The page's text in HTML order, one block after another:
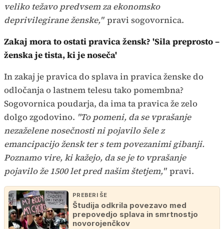
veliko težavo predvsem za ekonomsko
deprivilegirane ženske," pravi sogovornica.
Zakaj mora to ostati pravica žensk? 'Sila preprosto –
ženska je tista, ki je noseča'
In zakaj je pravica do splava in pravica ženske do
odločanja o lastnem telesu tako pomembna?
Sogovornica poudarja, da ima ta pravica že zelo
dolgo zgodovino. "To pomeni, da se vprašanje
nezaželene nosečnosti ni pojavilo šele z
emancipacijo žensk ter s tem povezanimi gibanji.
Poznamo vire, ki kažejo, da se je to vprašanje
pojavilo že 1500 let pred našim štetjem," pravi.
PREBERI ŠE
Študija odkrila povezavo med
prepovedjo splava in smrtnostjo
novorojenčkov